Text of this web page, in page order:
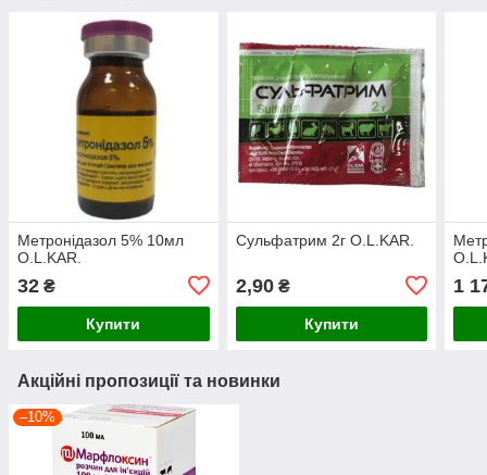
Метронідазол 5% 10мл
O.L.KAR.
32 ₴
Купити
Сульфатрим 2г O.L.KAR.
2,90₴
Купити
1
Акційні пропозиції та новинки
–10%